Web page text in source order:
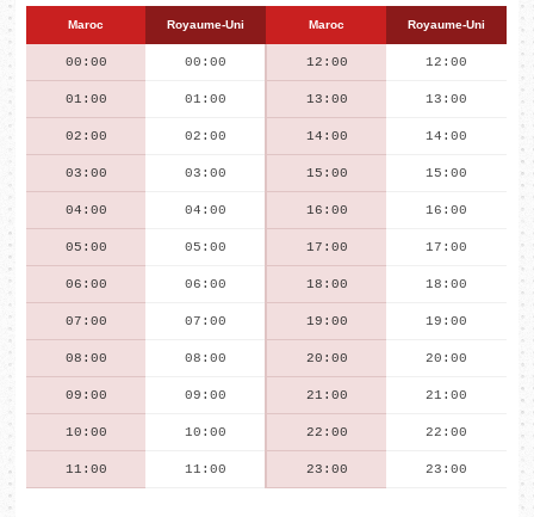
Maroc Royaume-Uni Maroc Royaume-Uni
00:00 00:00 12:00 12:00
01:00 01:00 13:00 13:00
02:00 02:00 14:00 14:00
03:00 03:00 15:00 15:00
04:00 04:00 16:00 16:00
05:00 05:00 17:00 17:00
06:00 06:00 18:00 18:00
07:00 07:00 19:00 19:00
08:00 08:00 20:00 20:00
09:00 09:00 21:00 21:00
10:00 10:00 22:00 22:00
11:00 11:00 23:00 23:00